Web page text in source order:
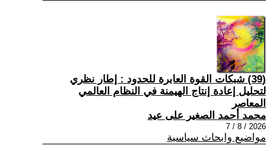
(39) شبكات القوة العابرة للحدود : إطار نظري
لتحليل إعادة إنتاج الهيمنة في النظام العالمي
المعاصر
محمد أحمد الصغير على عيد
2026 / 8 / 7
مواضيع وابحاث سياسية